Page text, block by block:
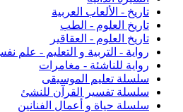
تاريخ - الألعاب العربية
تاريخ العلوم - الطب
تاريخ العلوم - العقاقير
رواية - التربية و التعليم - علم
رواية للناشئة - مغامرات
سلسلة تعليم الموسيقى
سلسلة تفسير القرآن للنشئ
سلسلة حياة و أعمال الفنانين